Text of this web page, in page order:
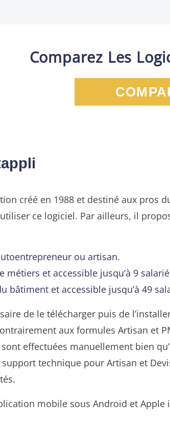
Comparez Les
créé en 1988 et destiné aux
ce logiciel. Par ailleurs, il
ou artisan.
et accessible jusqu’à 9
bâtiment et accessible jusqu’à 49
de le télécharger puis de
aux formules Artisan et
effectuées manuellement bien
support technique pour Artisan et
mobile sous Android et